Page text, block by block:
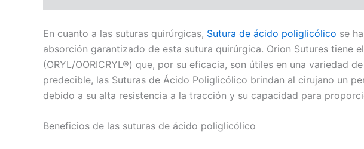
Nombre*
En cuanto a las suturas quirúrgicas, Sutura de ácido poliglicólico se
absorción garantizado de esta sutura quirúrgica. Orion Sutures
(ORYL/OORICRYL®) que, por su eficacia, son útiles en una variedad
predecible, las Suturas de Ácido Poliglicólico brindan al cirujano un
debido a su alta resistencia a la tracción y su capacidad para
Beneficios de las suturas de ácido poliglicólico